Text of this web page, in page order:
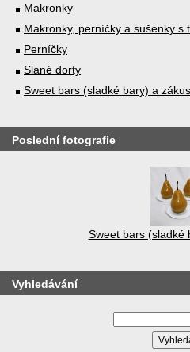
Makronky
Makronky, perníčky a sušenky s
Perníčky
Slané dorty
Sweet bars (sladké bary) a
Poslední fotografie
Sweet bars (sladké
Vyhledávání